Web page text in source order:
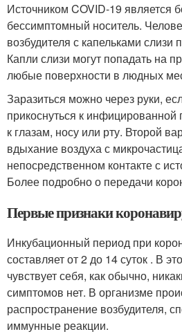
Источником COVID-19 является
бессимптомный носитель.
возбудителя с капельками слизи
Капли слизи могут попадать на
любые поверхности в людных
Заразиться можно через руки,
прикоснуться к
к глазам, носу или рту. Второй
вдыхание воздуха с
непосредственном контакте с
Более подробно о передачи
Первые признаки
Инкубационный период при
составляет от 2 до 14 суток . В
чувствует себя, как обычно,
симптомов нет. В организме
распространение возбудителя,
иммунные реакции.